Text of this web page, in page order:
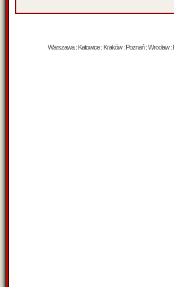
Warszawa : Katowice : Kraków : Poznań : Wrocław